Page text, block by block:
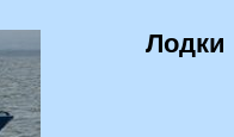
Лодки